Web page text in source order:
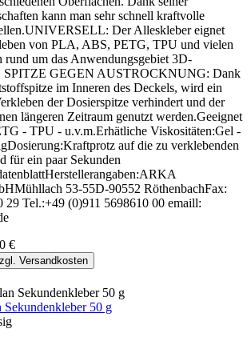
kann man sehr schnell kraftvolle
Der Alleskleber eignet
von PLA, ABS, PETG, TPU und vielen
rund um das Anwendungsgebiet 3D-
SPITZE GEGEN AUSTROCKNUNG: Dank
im Inneren des Deckels, wird ein
der Dosierspitze verhindert und der
längeren Zeitraum genutzt werden.Geeignet
- TPU - u.v.m.Erhätliche Viskositäten:Gel -
auf die zu verklebenden
für ein paar Sekunden
53-55D-90552 RöthenbachFax:
29 Tel.:+49 (0)911 5698610 00 emaill:
€
Versandkosten
50 g